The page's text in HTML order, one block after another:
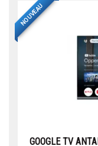
NOUVEAU
GOOGLE TV